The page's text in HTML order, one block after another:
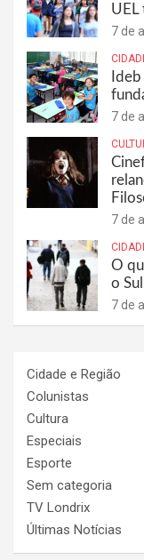
UEL
7 de
7 de
7 de
O
o
7 de
Cidade e Região
Colunistas
Cultura
Especiais
Esporte
Sem categoria
TV Londrix
Últimas Notícias